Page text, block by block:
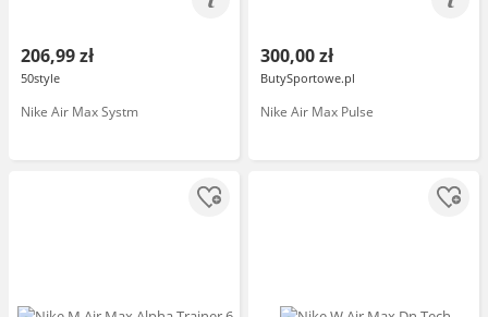
206,99 zł
50style
Nike Air Max Systm
300,00 zł
ButySportowe.pl
Nike Air Max Pulse